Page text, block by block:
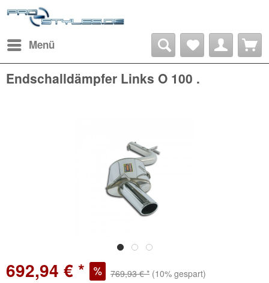
Menü
Endschalldämpfer Links O 100 .
692,94 € * 769,93 € * (10% gespart)